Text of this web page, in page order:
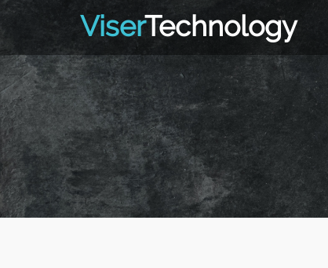
ViserTechnology